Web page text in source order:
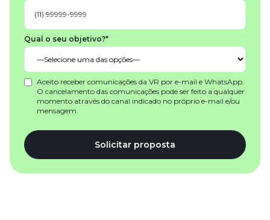
Qual o seu objetivo?*
Aceito receber comunicações da VR por e-mail e WhatsApp.
O cancelamento das comunicações pode ser feito a qualquer
momento através do canal indicado no próprio e-mail e/ou
mensagem.
Solicitar proposta